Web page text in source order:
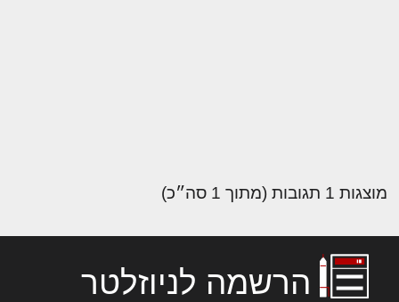
מוצגות 1 תגובות (מתוך 1 סה״כ)
הרשמה לניוזלטר